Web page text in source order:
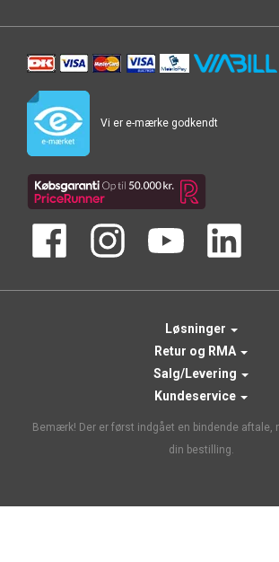
Vi er e-mærke godkendt
Løsninger
Retur og RMA
Salg/Levering
Kundeservice
Bemærk! Der er først indgået en bindende aftale,
din bestilling.